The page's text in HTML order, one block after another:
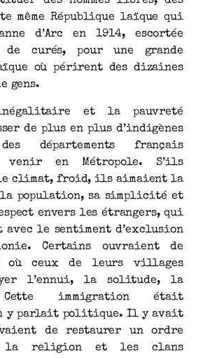
même République laïque qui
d’Arc en 1914, escortée
de curés, pour une grande
où périrent des dizaines
gens.
et la pauvreté
de plus en plus d’indigènes
des départements français
venir en Métropole. S’ils
climat, froid, ils aimaient la
population, sa simplicité et
envers les étrangers, qui
avec le sentiment d’exclusion
Certains ouvraient de
où ceux de leurs villages
l’ennui, la solitude, la
immigration était
y parlait politique. Il y avait
de restaurer un ordre
la religion et les clans